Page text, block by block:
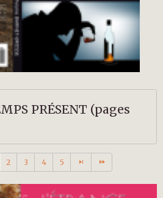
PRÉSENT (pages
2 3 4 5